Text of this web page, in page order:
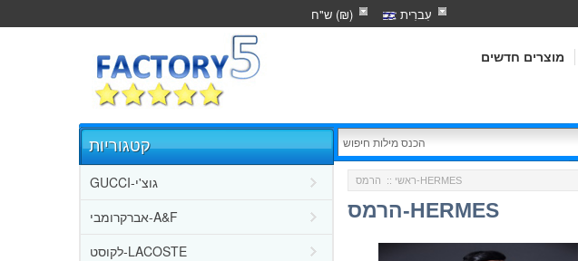
עִברִית ש"ח (₪)
מוצרים חדשים
קטגוריות
GUCCI-גוצ'י
אברקרומבי-A&F
לקוסט-LACOSTE
ראשי:: הרמס-HERMES
הרמס-HERMES